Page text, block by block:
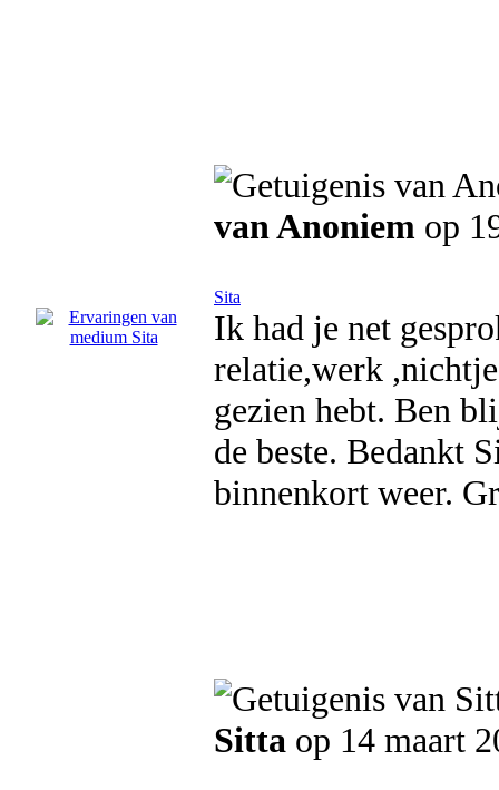
van Anoniem op
Sita
Ik had je net
relatie,werk
gezien hebt. Ben
de beste. Bedankt
binnenkort weer.
Sitta op 14 maart